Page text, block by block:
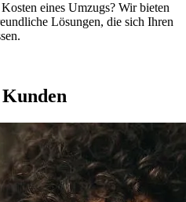
eines Umzugs? Wir bieten
Lösungen, die sich Ihren